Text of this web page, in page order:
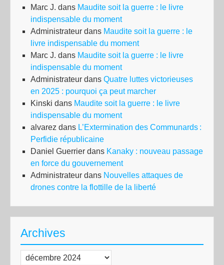
Marc J. dans Maudite soit la guerre : le livre
indispensable du moment
Administrateur dans Maudite soit la guerre : le
livre indispensable du moment
Marc J. dans Maudite soit la guerre : le livre
indispensable du moment
Administrateur dans Quatre luttes victorieuses
en 2025 : pourquoi ça peut marcher
Kinski dans Maudite soit la guerre : le livre
indispensable du moment
alvarez dans L’Extermination des Communards :
Perfidie républicaine
Daniel Guerrier dans Kanaky : nouveau passage
en force du gouvernement
Administrateur dans Nouvelles attaques de
drones contre la flottille de la liberté
Archives
Archives